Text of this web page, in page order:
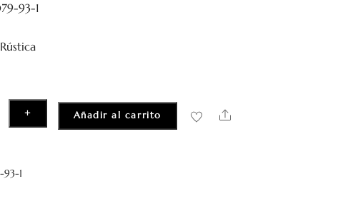
93-1
+ Añadir al carrito Share
1